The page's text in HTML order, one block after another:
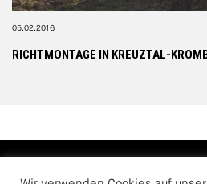
05.02.2016
RICHTMONTAGE IN KREUZTAL-